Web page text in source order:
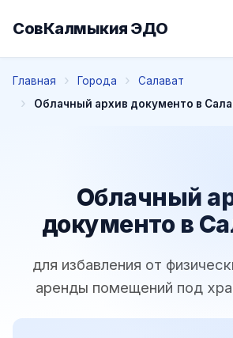
СовКалмыкия ЭДО
Главная Города
Салават
Облачный архив документо в
Облачный
документо в
для избавления от
аренды помещений под